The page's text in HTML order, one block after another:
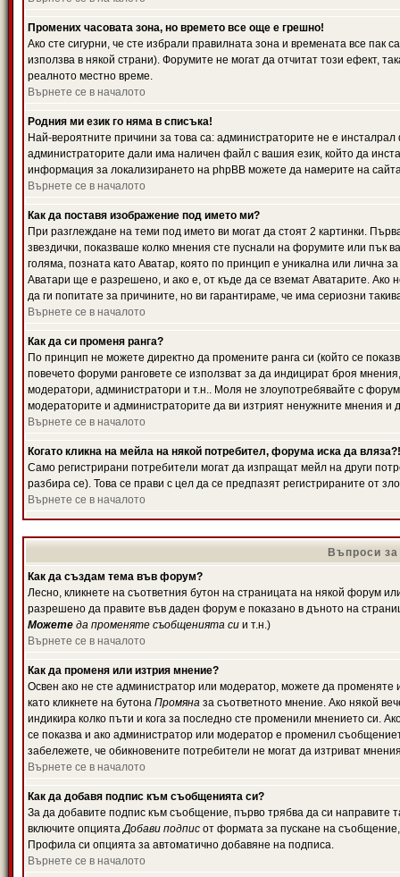
Промених часовата зона, но времето все още е грешно!
Ако сте сигурни, че сте избрали правилната зона и времената все
използва в някой страни). Форумите не могат да отчитат този ефект,
реалното местно време.
Върнете се в началото
Родния ми език го няма в списъка!
Най-вероятните причини за това са: администраторите не е
администраторите дали има наличен файл с вашия език, който да
информация за локализирането на phpBB можете да намерите на
Върнете се в началото
Как да поставя изображение под името ми?
При разглеждане на теми под името ви могат да стоят 2 картинки.
звездички, показваше колко мнения сте пуснали на форумите или пък
голяма, позната като Аватар, която по принцип е уникална или лична
Аватари ще е разрешено, и ако е, от къде да се вземат Аватарите.
да ги попитате за причините, но ви гарантираме, че има сериозни
Върнете се в началото
Как да си променя ранга?
По принцип не можете директно да промените ранга си (който се
повечето форуми ранговете се използват за да индицират броя
модератори, администратори и т.н.. Моля не злоупотребявайте с
модераторите и администраторите да ви изтрият ненужните мнения и
Върнете се в началото
Когато кликна на мейла на някой потребител, форума иска да вляза?!
Само регистрирани потребители могат да изпращат мейл на други
разбира се). Това се прави с цел да се предпазят регистрираните от
Върнете се в началото
Въпроси
Как да създам тема във форум?
Лесно, кликнете на съответния бутон на страницата на някой форум
разрешено да правите във даден форум е показано в дъното на
Можете да променяте съобщенията си и т.н.)
Върнете се в началото
Как да променя или изтрия мнение?
Освен ако не сте администратор или модератор, можете да
като кликнете на бутона Промяна за съответното мнение. Ако някой
индикира колко пъти и кога за последно сте променили мнението си.
се показва и ако администратор или модератор е променил
забележете, че обикновените потребители не могат да изтриват
Върнете се в началото
Как да добавя подпис към съобщенията си?
За да добавите подпис към съобщение, първо трябва да си
включите опциятаДобави подпис от формата за пускане на
Профила си опцията за автоматично добавяне на подписа.
Върнете се в началото